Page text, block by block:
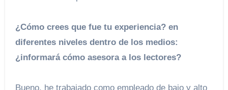
¿Cómo crees que fue tu experiencia? en
diferentes niveles dentro de los medios:
¿informará cómo asesora a los lectores?
Bueno, he trabajado como empleado de bajo y alto